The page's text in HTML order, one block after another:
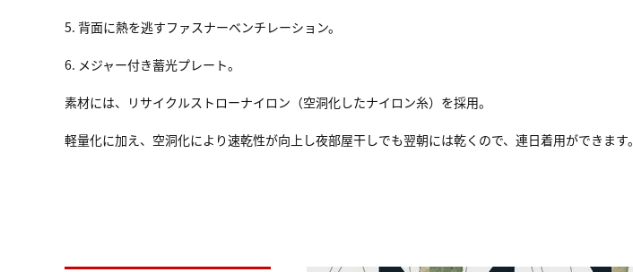
5. 背面に熱を逃すファスナーベンチレーション。
6. メジャー付き蓄光プレート。
素材には、リサイクルストローナイロン（空洞化したナイロン糸）を採用。
軽量化に加え、空洞化により速乾性が向上し夜部屋干しでも翌朝には乾くので、連日着用ができます。